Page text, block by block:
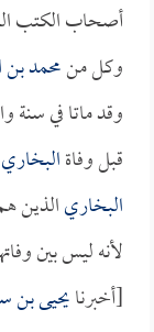
أصحاب الكتب
وكل منمحمد بن
وقد ماتا في سنة
قبل وفاةالبخاري
البخاريالذين
لأنه ليس بين
[أخبرنايحيى بن